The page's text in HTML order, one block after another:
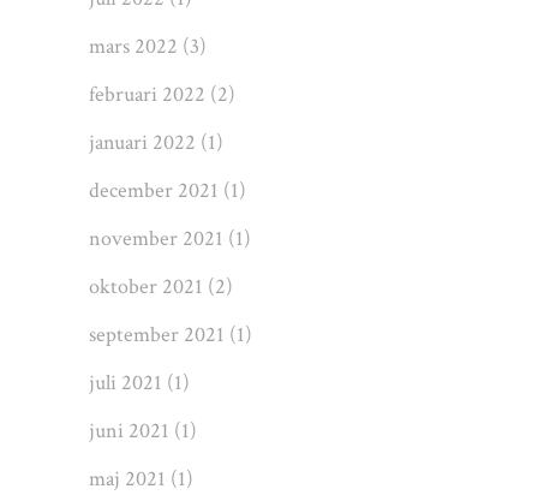
mars 2022 (3)
februari 2022 (2)
januari 2022 (1)
december 2021 (1)
november 2021 (1)
oktober 2021 (2)
september 2021 (1)
juli 2021 (1)
juni 2021 (1)
maj 2021 (1)